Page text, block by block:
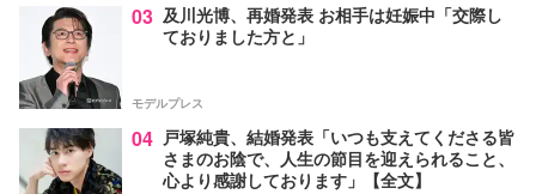
03 及川光博、再婚発表 お相手は妊娠中「交際し
ておりました方と」
モデルプレス
04 戸塚純貴、結婚発表「いつも支えてくださる皆
さまのお陰で、人生の節目を迎えられること、
心より感謝しております」【全文】